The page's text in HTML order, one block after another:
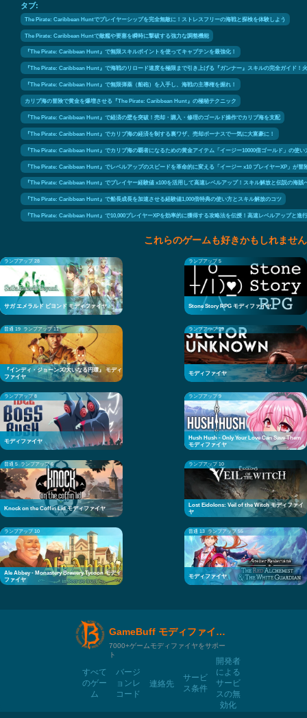
タブ:
The Pirate: Caribbean Huntでプレイヤーシップを完全無敵に！ストレスフリーの海戦と探検を体験しよう
The Pirate: Caribbean Huntで敵艦や要塞を瞬時に撃破する強力な調整機能
『The Pirate: Caribbean Hunt』で無限スキルポイントを使ってキャプテンを最強化！
『The Pirate: Caribbean Hunt』で海戦のリロード速度を極限まで引き上げる『ガンナー』スキルの完全ガイド！
『The Pirate: Caribbean Hunt』で無限弾薬（船砲）を入手し、海戦の主導権を握れ！
カリブ海の冒険で黄金を爆増させる『The Pirate: Caribbean Hunt』の極秘テクニック
『The Pirate: Caribbean Hunt』で経済の壁を突破！売却・購入・修理のゴールド操作でカリブ海を支配
『The Pirate: Caribbean Hunt』でカリブ海の経済を制する裏ワザ、売却ボーナスで一気に大富豪に！
『The Pirate: Caribbean Hunt』でカリブ海の覇者になるための黄金アイテム「イージー10000倍ゴールド」の使
『The Pirate: Caribbean Hunt』でレベルアップのスピードを革命的に変える「イージー x10 プレイヤーXP」が冒
『The Pirate: Caribbean Hunt』でプレイヤー経験値 x100を活用して高速レベルアップ！スキル解放と伝説の海賊
『The Pirate: Caribbean Hunt』で船長成長を加速させる経験値1,000倍特典の使い方とスキル解放のコツ
『The Pirate: Caribbean Hunt』で10,000プレイヤーXPを効率的に獲得する攻略法を伝授！高速レベルアップと進
これらのゲームも好きかもしれません
ランプアップ 28
サガ エメラルド ビヨンド モディファイヤ
ランプアップ 5
Stone Story RPG モディファイヤ
普通 19 ランプアップ 11
『インディ・ジョーンズ/大いなる円環』 モディ
ファイヤ
ランプアップ 19
モディファイヤ
ランプアップ 8
モディファイヤ
ランプアップ 9
Hush Hush - Only Your Love Can Save Them
モディファイヤ
普通 5 ランプアップ 6
Knock on the Coffin Lid モディファイヤ
ランプアップ 10
Lost Eidolons: Veil of the Witch モディファイ
ヤ
ランプアップ 10
Ale Abbey - Monastery Brewery Tycoon モディ
ファイヤ
普通 13 ランプアップ 55
モディファイヤ
GameBuff モディファイヤモディファイヤ
7000+ゲームモディファイヤをサポー
ト
すべて
のゲー
ム
バージ
ョンレ
コード
連絡先
サービ
ス条件
開発者
による
サービ
スの無
効化